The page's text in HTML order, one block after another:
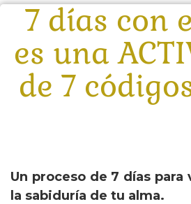
7 días con
es una
de 7
Un proceso de 7 días para
la sabiduría de tu alma.